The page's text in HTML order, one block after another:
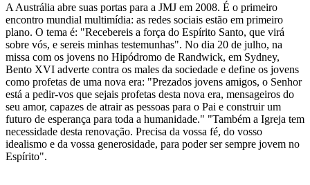
A Austrália abre suas portas para a JMJ em 2008. É o primeiro
encontro mundial multimídia: as redes sociais estão em primeiro
plano. O tema é: "Recebereis a força do Espírito Santo, que virá
sobre vós, e sereis minhas testemunhas". No dia 20 de julho, na
missa com os jovens no Hipódromo de Randwick, em Sydney,
Bento XVI adverte contra os males da sociedade e define os jovens
como profetas de uma nova era: "Prezados jovens amigos, o Senhor
está a pedir-vos que sejais profetas desta nova era, mensageiros do
seu amor, capazes de atrair as pessoas para o Pai e construir um
futuro de esperança para toda a humanidade." "Também a Igreja tem
necessidade desta renovação. Precisa da vossa fé, do vosso
idealismo e da vossa generosidade, para poder ser sempre jovem no
Espírito".